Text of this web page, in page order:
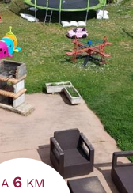
A 6KM